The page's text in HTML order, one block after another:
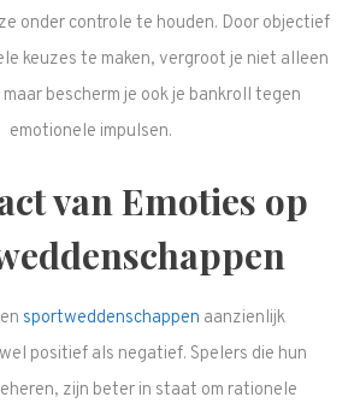
onder controle te houden. Door objectief
keuzes te maken, vergroot je niet alleen
bescherm je ook je bankroll tegen
emotionele impulsen.
van Emoties op
sportweddenschappen aanzienlijk
positief als negatief. Spelers die hun
zijn beter in staat om rationele